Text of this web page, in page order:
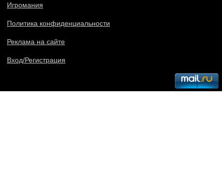
Игромания
Политика конфиденциальности
Реклама на сайте
Вход/Регистрация